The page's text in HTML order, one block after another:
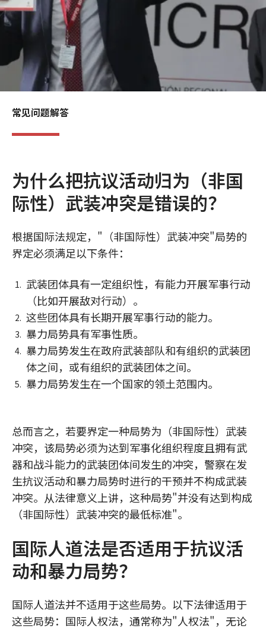
常见问题解答
为什么把抗议活动归为（非国
际性）武装冲突是错误的？
根据国际法规定，"（非国际性）武装冲突"局势的
界定必须满足以下条件：
武装团体具有一定组织性，有能力开展军事行动
（比如开展敌对行动）。
这些团体具有长期开展军事行动的能力。
暴力局势具有军事性质。
暴力局势发生在政府武装部队和有组织的武装团
体之间，或有组织的武装团体之间。
暴力局势发生在一个国家的领土范围内。
总而言之，若要界定一种局势为（非国际性）武装
冲突，该局势必须为达到军事化组织程度且拥有武
器和战斗能力的武装团体间发生的冲突，警察在发
生抗议活动和暴力局势时进行的干预并不构成武装
冲突。从法律意义上讲，这种局势"并没有达到构成
（非国际性）武装冲突的最低标准"。
国际人道法是否适用于抗议活
动和暴力局势？
国际人道法并不适用于这些局势。以下法律适用于
这些局势：国际人权法，通常称为"人权法"，无论